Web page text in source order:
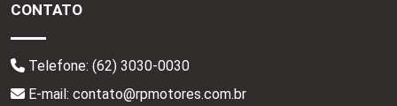
CONTATO
Telefone: (62) 3030-0030
E-mail: contato@rpmotores.com.br